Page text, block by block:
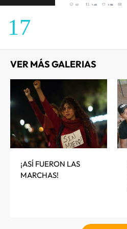
17
VER MÁS GALERIAS
¡ASÍ FUERON LAS
MARCHAS!